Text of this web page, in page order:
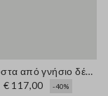
Καφέ φούστα από γνήσιο δέρμα, κανονική εφαρμογή
€ 117,00
-40%